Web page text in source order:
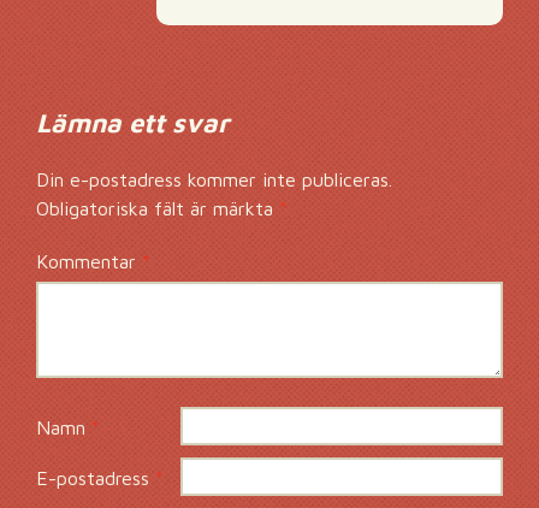
Lämna ett svar
Din e-postadress kommer inte publiceras.
Obligatoriska fält är märkta *
Kommentar*
Namn*
E-postadress*